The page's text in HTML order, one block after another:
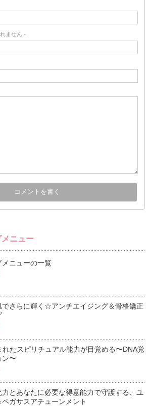
ません -
ニュー
メニューの一覧
でさらに輝く☆アンチエイジング＆骨格矯正
れたスピリチュアル能力が目覚める〜DNA覚
ン〜
とあなたに必要な得意能力で守護する、ユ
ガサスアチューンメント